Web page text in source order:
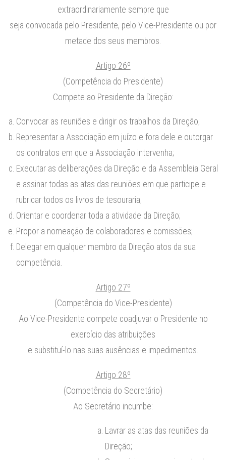
extraordinariamente sempre que
seja convocada pelo Presidente, pelo Vice-Presidente ou por
metade dos seus membros.
Artigo 26º
(Competência do Presidente)
Compete ao Presidente da Direção:
Convocar as reuniões e dirigir os trabalhos da Direção;
Representar a Associação em juízo e fora dele e outorgar
os contratos em que a Associação intervenha;
Executar as deliberações da Direção e da Assembleia Geral
e assinar todas as atas das reuniões em que participe e
rubricar todos os livros de tesouraria;
Orientar e coordenar toda a atividade da Direção;
Propor a nomeação de colaboradores e comissões;
Delegar em qualquer membro da Direção atos da sua
competência.
Artigo 27º
(Competência do Vice-Presidente)
Ao Vice-Presidente compete coadjuvar o Presidente no
exercício das atribuições
e substituí-lo nas suas ausências e impedimentos.
Artigo 28º
(Competência do Secretário)
Ao Secretário incumbe:
Lavrar as atas das reuniões da
Direção;